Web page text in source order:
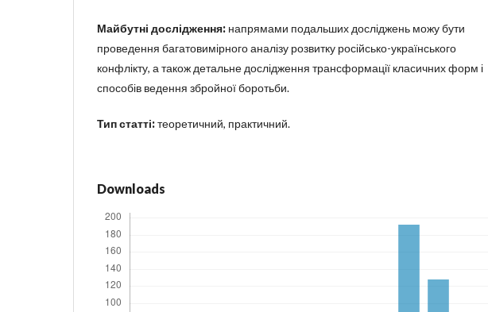
Майбутні дослідження: напрямами подальших досліджень можу бути
проведення багатовимірного аналізу розвитку російсько-українського
конфлікту, а також детальне дослідження трансформації класичних форм і
способів ведення збройної боротьби.
Тип статті:теоретичний, практичний.
Downloads